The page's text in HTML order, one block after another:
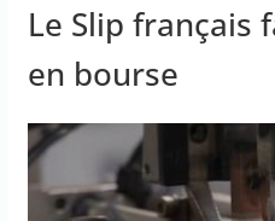
Le Slip français
en bourse